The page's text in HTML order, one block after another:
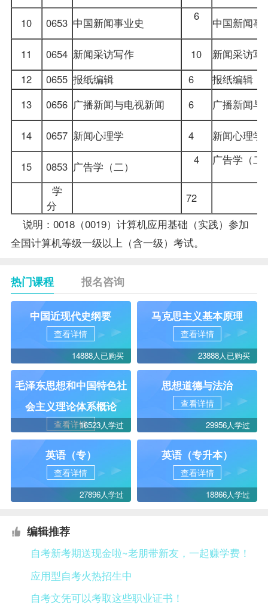
10 0653 中国新闻事业史 6 中国新闻事
11 0654 新闻采访写作 10
新闻采访写
12
0655 报纸编辑 6
报纸编辑
13
0656 广播新闻与电视新闻 6 广播新闻与
14 0657 新闻心理学 4 新闻心理学
15 0853 广告学（二） 4 广告学（二
学
分
72
说明：0018（0019）计算机应用基础（实践）参加
全国计算机等级一级以上（含一级）考试。
热门课程 报名咨询
中国近现代史纲要
查看详情
14888人已购买
马克思主义基本原理
查看详情
23888人已购买
毛泽东思想和中国特色社
会主义理论体系概论
查看详情16523人学过
思想道德与法治
查看详情
29956人学过
英语（专）
查看详情
27896人学过
英语（专升本）
查看详情
18866人学过
编辑推荐
自考新考期送现金啦~老朋带新友，一起赚学费！
应用型自考火热招生中
自考文凭可以考取这些职业证书！